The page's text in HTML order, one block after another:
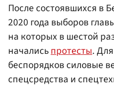
После состоявшихся в
2020 года выборов
на которых в шестой
началисьпротесты.
беспорядков силовые
спецсредства и